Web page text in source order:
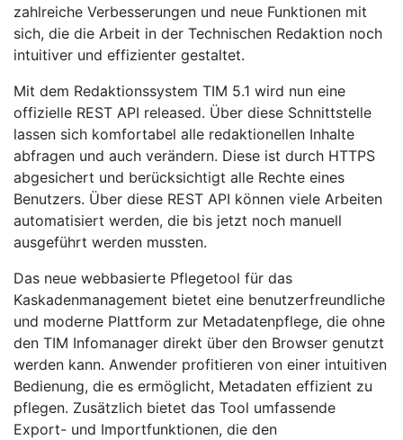
zahlreiche Verbesserungen und neue Funktionen mit
sich, die die Arbeit in der Technischen Redaktion noch
intuitiver und effizienter gestaltet.
Mit dem Redaktionssystem TIM 5.1 wird nun eine
offizielle REST API released. Über diese Schnittstelle
lassen sich komfortabel alle redaktionellen Inhalte
abfragen und auch verändern. Diese ist durch HTTPS
abgesichert und berücksichtigt alle Rechte eines
Benutzers. Über diese REST API können viele Arbeiten
automatisiert werden, die bis jetzt noch manuell
ausgeführt werden mussten.
Das neue webbasierte Pflegetool für das
Kaskadenmanagement bietet eine benutzerfreundliche
und moderne Plattform zur Metadatenpflege, die ohne
den TIM Infomanager direkt über den Browser genutzt
werden kann. Anwender profitieren von einer intuitiven
Bedienung, die es ermöglicht, Metadaten effizient zu
pflegen. Zusätzlich bietet das Tool umfassende
Export- und Importfunktionen, die den